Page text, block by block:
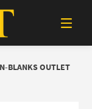
BLANKS OUTLET